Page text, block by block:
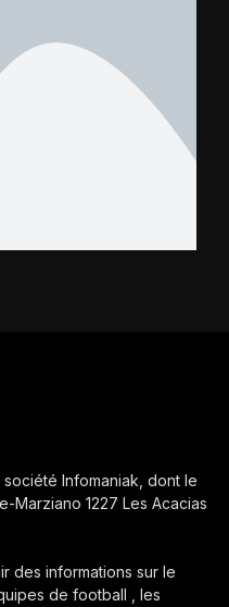
Infomaniak, dont le
Marziano 1227 Les Acacias
des informations sur le
de football , les